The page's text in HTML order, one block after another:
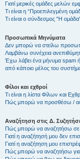
Γιατί μερικές ομάδες μελών
Τι είναι η “Προεπιλεγμένη
Τι είναι ο σύνδεσμος "Η
Προσωπικά Μηνύματα
Δεν μπορώ να στείλω
Λαμβάνω συνέχεια
Έχω λάβει ένα μήνυμα spam ή
από κάποιο μέλος του
Φίλοι και εχθροί
Τι είναι η λίστα Φίλων και
Πώς μπορώ να προσθέσω /
Αναζήτηση στις Δ.
Πώς μπορώ να αναζητήσω σε
Γιατί η αναζήτησή μου δεν
Γιατί η αναζήτηση μου
Πώς μπορώ να αναζητήσω